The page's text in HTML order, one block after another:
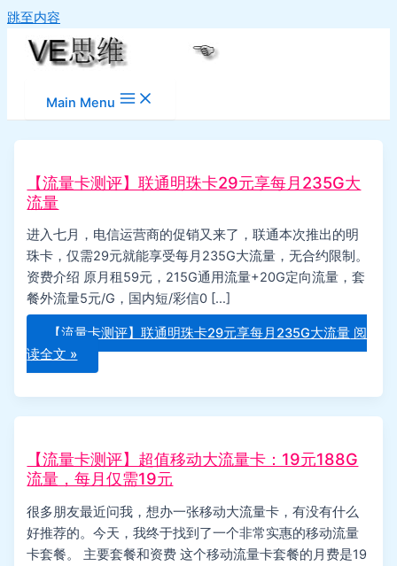
跳至内容
Main Menu
【流量卡测评】联通明珠卡29元享每月235G大
流量
进入七月，电信运营商的促销又来了，联通本次推出的明
珠卡，仅需29元就能享受每月235G大流量，无合约限制。
资费介绍 原月租59元，215G通用流量+20G定向流量，套
餐外流量5元/G，国内短/彩信0 […]
【流量卡测评】联通明珠卡29元享每月235G大流量 阅
读全文 »
【流量卡测评】超值移动大流量卡：19元188G
流量，每月仅需19元
很多朋友最近问我，想办一张移动大流量卡，有没有什么
好推荐的。今天，我终于找到了一个非常实惠的移动流量
卡套餐。 主要套餐和资费 这个移动流量卡套餐的月费是19